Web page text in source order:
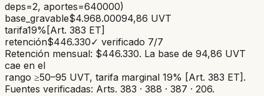
deps=2, aportes=640000)
base_gravable$4.968.00094,86 UVT
tarifa19% [Art. 383 ET]
retención$446.330✓ verificado 7/7
Retención mensual: $446.330. La base de 94,86 UVT
cae en el
rango ≥50–95 UVT, tarifa marginal 19% [Art. 383 ET] .
Fuentes verificadas: Arts. 383 · 388 · 387 · 206.